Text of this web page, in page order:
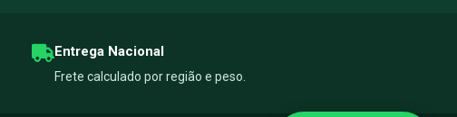
Entrega Nacional
Frete calculado por região e peso.